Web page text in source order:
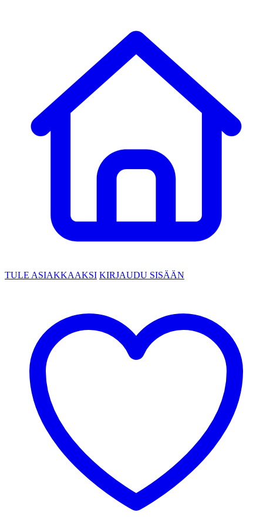
TULE ASIAKKAAKSI KIRJAUDU SISÄÄN